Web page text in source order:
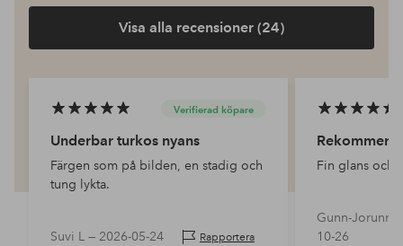
Visa alla recensioner (24)
Verifierad köpare
Underbar turkos nyans
Färgen som på bilden, en stadig och
tung lykta.
Suvi L — 2026-05-24 Rapportera
Fin glans och
Gunn-Jorunn
10-26